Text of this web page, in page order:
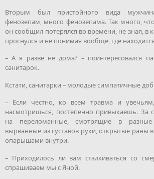
Вторым был пристойного вида
фенозепам, много фенозепама. Так много,
он сообщил потерялся во времени, не зная, в
проснулся и не понимая вообще, где
– А я разве не дома? – поинтересовался
санитарок.
Кстати, санитарки – молодые симпатичные
– Если честно, ко всем травма и
насмотришься, постепенно привыкаешь. За
на переломанные, смотрящие в
вырванные из суставов руки, открытые раны
опарышами внутри.
– Приходилось ли вам сталкиваться со
спрашиваем мы c Яной.